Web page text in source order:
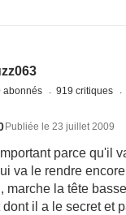
abonnés 919 critiques
Publiée le 23 juillet 2009
parce qu'il
va le rendre
marche la tête
il a le secret et